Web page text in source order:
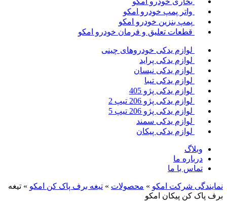
واتر پمپ خودرو امکو
پمپ بنزین خودرو امکو
قطعات تعلیق و فرمان خودرو امکو
لوازم یدکی خودروهای چینی
لوازم یدکی پراید
لوازم یدکی نیسان
لوازم یدکی تیبا
لوازم یدکی پژو 405
لوازم یدکی پژو 206 تیپ 2
لوازم یدکی پژو 206 تیپ 5
لوازم یدکی سمند
لوازم یدکی پیکان
وبلاگ
درباره ما
تماس با ما
نمایندگی شرکت امکو » محصولات » تیغه برف پاک کن امکو » تیغه
برف پاک کن پیکان امکو